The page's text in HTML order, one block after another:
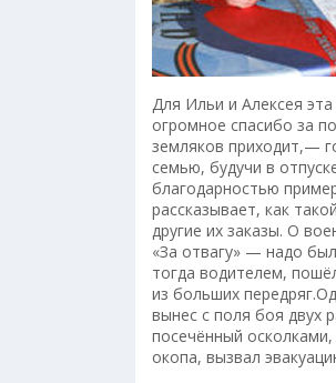
Для Ильи и Алексея
огромное спасибо за
земляков приходит,—
семью, будучи в
благодарностью
рассказывает, как
другие их заказы. О
«За отвагу» — надо
тогда водителем,
из больших
вынес с поля боя двух
посечённый
окопа, вызвал